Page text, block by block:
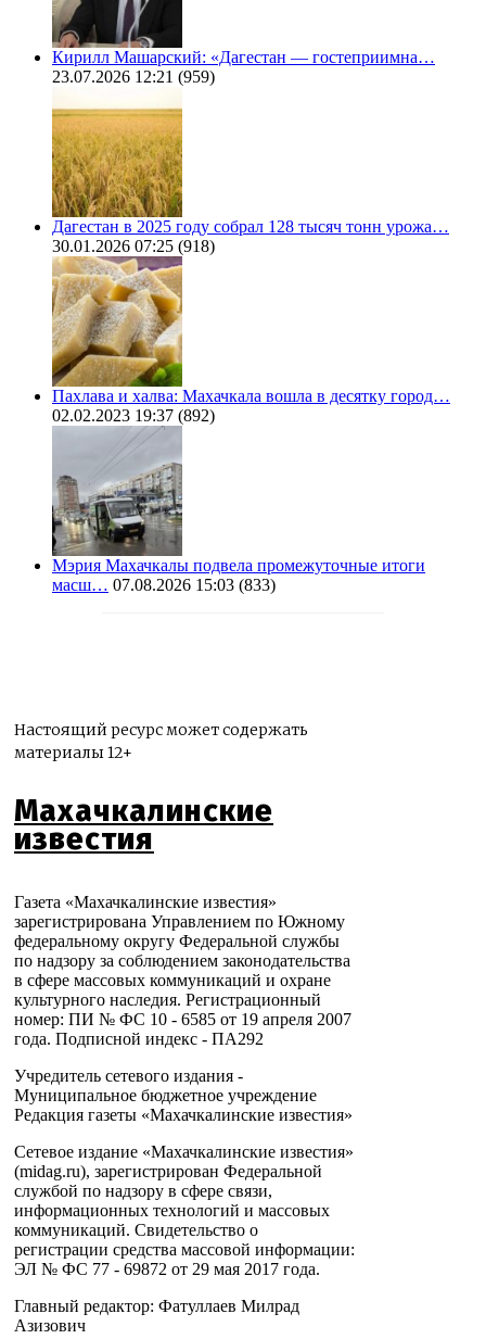
Кирилл Машарский: «Дагестан — гостеприимна…
23.07.2026 12:21 (959)
Дагестан в 2025 году собрал 128 тысяч тонн урожа…
30.01.2026 07:25 (918)
Пахлава и халва: Махачкала вошла в десятку город…
02.02.2023 19:37 (892)
Мэрия Махачкалы подвела промежуточные итоги
масш… 07.08.2026 15:03 (833)
Настоящий ресурс может содержать
материалы 12+
Махачкалинские
известия
Газета «Махачкалинские известия»
зарегистрирована Управлением по Южному
федеральному округу Федеральной службы
по надзору за соблюдением законодательства
в сфере массовых коммуникаций и охране
культурного наследия. Регистрационный
номер: ПИ № ФС 10 - 6585 от 19 апреля 2007
года. Подписной индекс - ПА292
Учредитель сетевого издания -
Муниципальное бюджетное учреждение
Редакция газеты «Махачкалинские известия»
Сетевое издание «Махачкалинские известия»
(midag.ru), зарегистрирован Федеральной
службой по надзору в сфере связи,
информационных технологий и массовых
коммуникаций. Свидетельство о
регистрации средства массовой информации:
ЭЛ № ФС 77 - 69872 от 29 мая 2017 года.
Главный редактор: Фатуллаев Милрад
Азизович